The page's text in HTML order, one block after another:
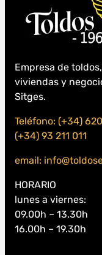
Empresa de
viviendas y
Sitges.
Teléfono: (+34)
(+34) 93 211 011
email:
HORARIO
lunes a viernes:
09.00h – 13.30h
16.00h – 19.30h